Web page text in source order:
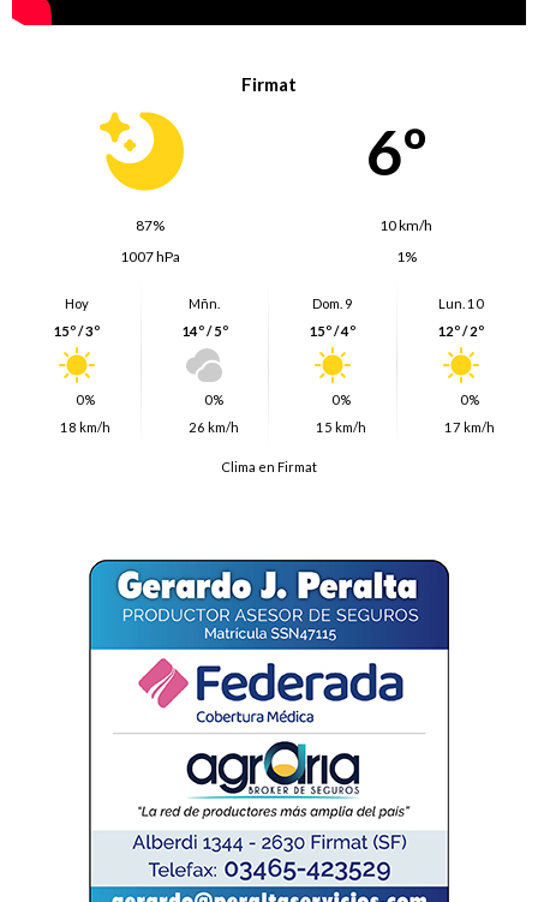
Firmat
6º
87%
10 km/h
1007 hPa
1%
Hoy
15º / 3º
0%
18 km/h
Mñn.
14º / 5º
0%
26 km/h
Dom. 9
15º / 4º
0%
15 km/h
Lun. 10
12º / 2º
0%
17 km/h
Clima en Firmat